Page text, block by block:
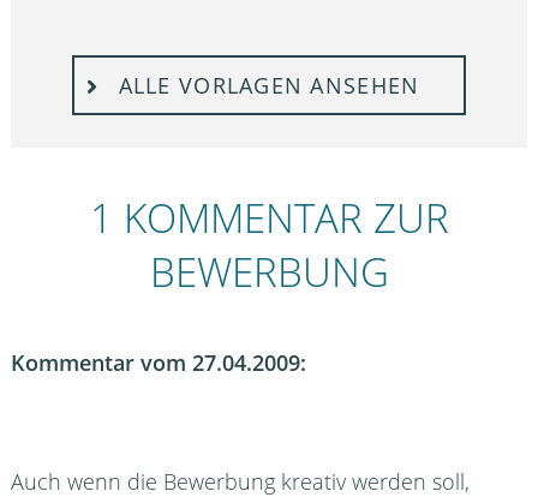
ALLE VORLAGEN ANSEHEN
1 KOMMENTAR ZUR
BEWERBUNG
Kommentar vom 27.04.2009:
Auch wenn die Bewerbung kreativ werden soll,